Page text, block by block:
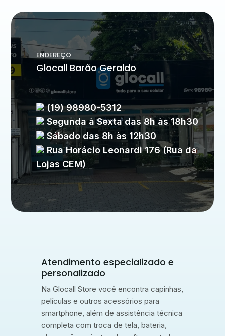
ENDEREÇO
Glocall Barão Geraldo
(19) 98980-5312
Segunda à Sexta das 8h às 18h30
Sábado das 8h às 12h30
Rua Horácio Leonardi 176 (Rua da
Lojas CEM)
Atendimento especializado e
personalizado
Na Glocall Store você encontra capinhas,
películas e outros acessórios para
smartphone, além de assistência técnica
completa com troca de tela, bateria,